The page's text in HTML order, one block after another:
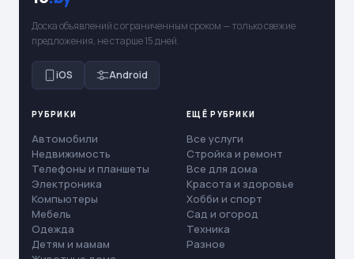
Доска объявлений с ограниченным сроком — только свежие
предложения, не старше 15 дней.
iOS Android
РУБРИКИ
Автомобили
Недвижимость
Телефоны и планшеты
Электроника
Компьютеры
Мебель
Одежда
Детям и мамам
ЕЩЁ РУБРИКИ
Все услуги
Стройка и ремонт
Все для дома
Красота и здоровье
Хобби и спорт
Сад и огород
Техника
Разное